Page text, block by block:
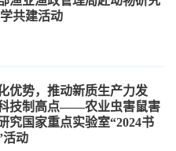
共建活动
优势，推动新质生产力发
技制高点——农业虫害鼠害
究国家重点实验室“2024书
活动